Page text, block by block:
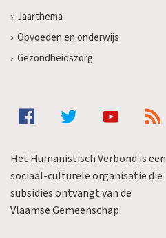
Jaarthema
Opvoeden en onderwijs
Gezondheidszorg
Het Humanistisch Verbond is een
sociaal-culturele organisatie die
subsidies ontvangt van de
Vlaamse Gemeenschap